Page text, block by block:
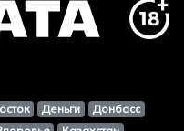
Деньги
Донбасс